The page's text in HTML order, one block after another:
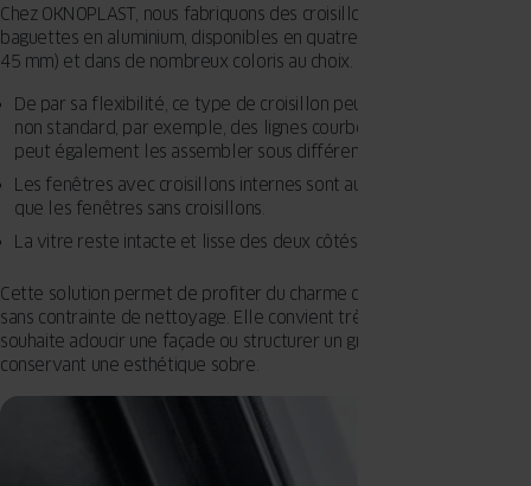
Chez OKNOPLAST, nous fabriquons des croisillons internes à partir de
baguettes en aluminium, disponibles en quatre largeurs (8, 18, 26 et
45 mm) et dans de nombreux coloris au choix.
De par sa flexibilité, ce type de croisillon peut prendre des formes
non standard, par exemple, des lignes courbes ou des cercles. On
peut également les assembler sous différents angles.
Les fenêtres avec croisillons internes sont aussi faciles à nettoyer
que les fenêtres sans croisillons.
La vitre reste intacte et lisse des deux côtés.
Cette solution permet de profiter du charme des petits carreaux
sans contrainte de nettoyage. Elle convient très bien lorsqu’on
souhaite adoucir une façade ou structurer un grand vitrage tout en
conservant une esthétique sobre.